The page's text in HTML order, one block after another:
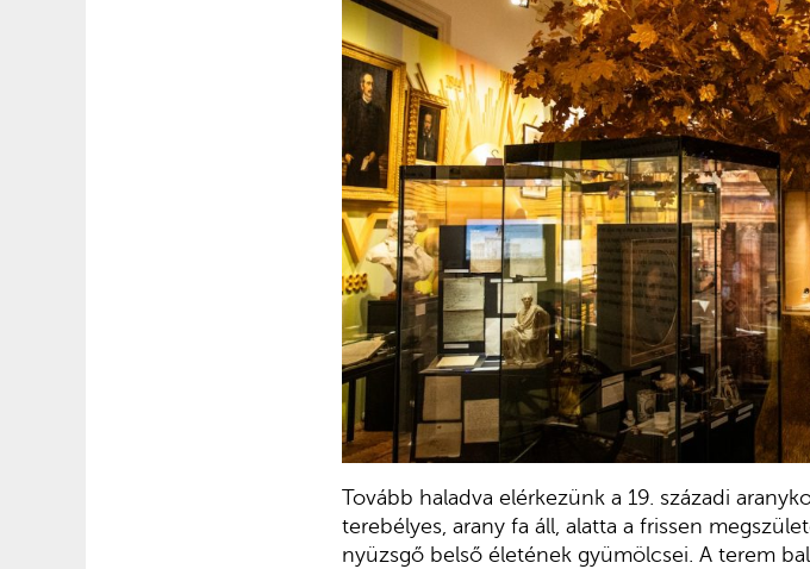
Tovább haladva elérkezünk a 19. századi
terebélyes, arany fa áll, alatta a frissen
nyüzsgő belső életének gyümölcsei. A terem